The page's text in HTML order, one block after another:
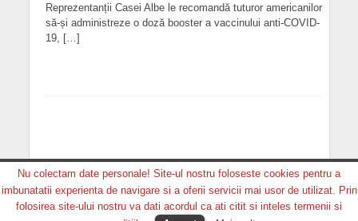
Reprezentanții Casei Albe le recomandă tuturor americanilor
să-și administreze o doză booster a vaccinului anti-COVID-
19, […]
Copyright © 2026. MEDIA GRUP PRODUCTION. Toate
drepturile rezervate.
Nu colectam date personale! Site-ul nostru foloseste cookies pentru a
imbunatatii experienta de navigare si a oferii servicii mai usor de utilizat. Prin
folosirea site-ului nostru va dati acordul ca ati citit si inteles termenii si